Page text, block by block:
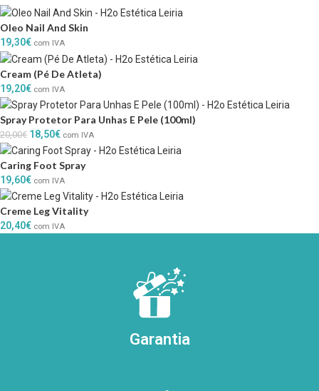
Oleo Nail And Skin
19,30€ com IVA
Cream (Pé De Atleta)
19,20€ com IVA
Spray Protetor Para Unhas E Pele (100ml)
20,00€ 18,50€ com IVA
Caring Foot Spray
19,60€ com IVA
Creme Leg Vitality
20,40€ com IVA
Garantia